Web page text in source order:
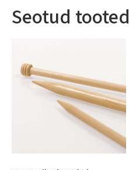
Seotud tooted